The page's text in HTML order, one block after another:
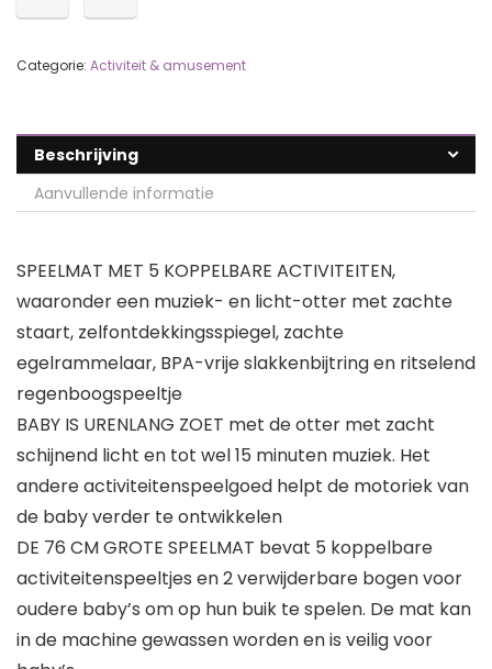
Categorie: Activiteit & amusement
Beschrijving
Aanvullende informatie
SPEELMAT MET 5 KOPPELBARE ACTIVITEITEN,
waaronder een muziek- en licht-otter met zachte
staart, zelfontdekkingsspiegel, zachte
egelrammelaar, BPA-vrije slakkenbijtring en ritselend
regenboogspeeltje
BABY IS URENLANG ZOET met de otter met zacht
schijnend licht en tot wel 15 minuten muziek. Het
andere activiteitenspeelgoed helpt de motoriek van
de baby verder te ontwikkelen
DE 76 CM GROTE SPEELMAT bevat 5 koppelbare
activiteitenspeeltjes en 2 verwijderbare bogen voor
oudere baby’s om op hun buik te spelen. De mat kan
in de machine gewassen worden en is veilig voor